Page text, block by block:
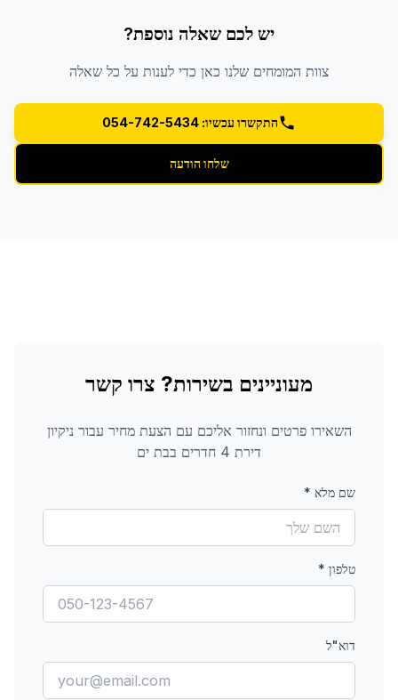
יש לכם שאלה נוספת?
צוות המומחים שלנו כאן כדי לענות על כל שאלה
התקשרו עכשיו: 054-742-5434
שלחו הודעה
מעוניינים בשירות? צרו קשר
השאירו פרטים ונחזור אליכם עם הצעת מחיר עבור ניקיון
דירת 4 חדרים
בבת ים
שם מלא *
טלפון *
דוא"ל